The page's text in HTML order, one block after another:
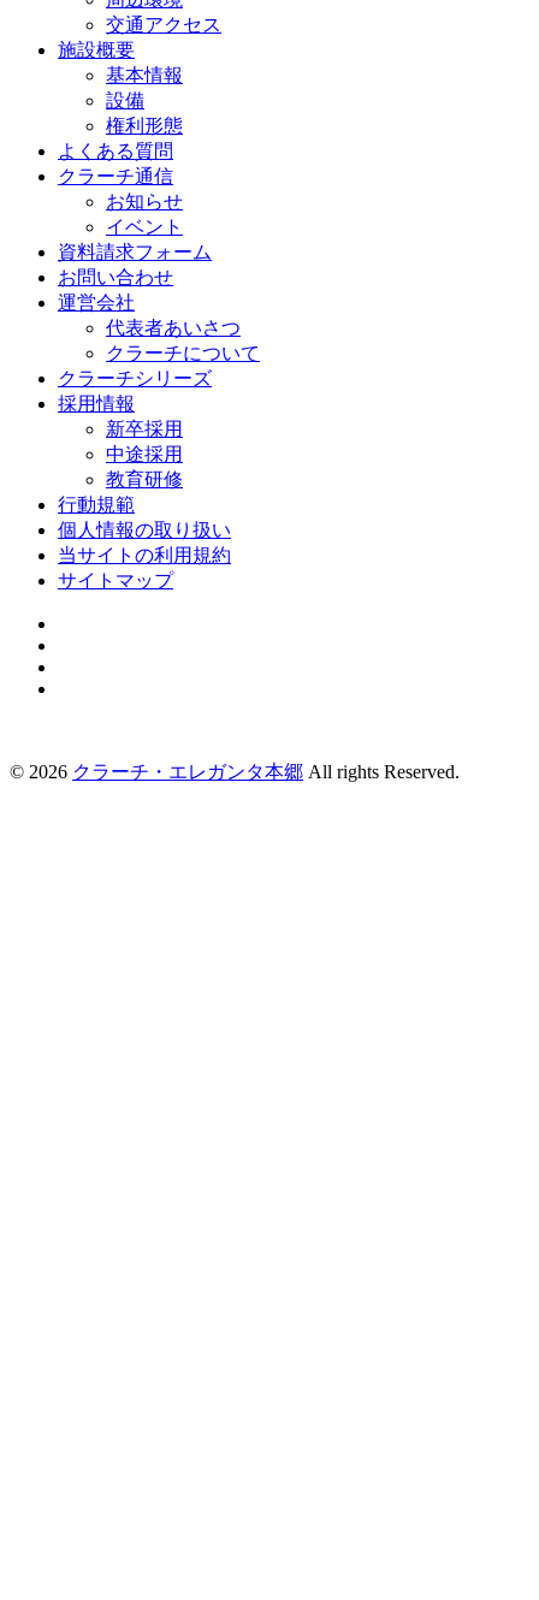
交通アクセス
施設概要
基本情報
設備
権利形態
よくある質問
クラーチ通信
お知らせ
イベント
資料請求フォーム
お問い合わせ
運営会社
代表者あいさつ
クラーチについて
クラーチシリーズ
採用情報
新卒採用
中途採用
教育研修
行動規範
個人情報の取り扱い
当サイトの利用規約
サイトマップ
© 2026 クラーチ・エレガンタ本郷 All rights Reserved.